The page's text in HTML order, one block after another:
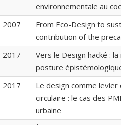
environnementale au
2007
From Eco-Design to
contribution of the
2017
Vers le Design hacké :
posture
2017
Le design comme levier
circulaire : le cas des
urbaine